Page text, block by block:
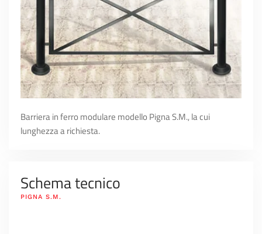
Barriera in ferro modulare modello Pigna S.M., la cui
lunghezza a richiesta.
Schema tecnico
PIGNA S.M.